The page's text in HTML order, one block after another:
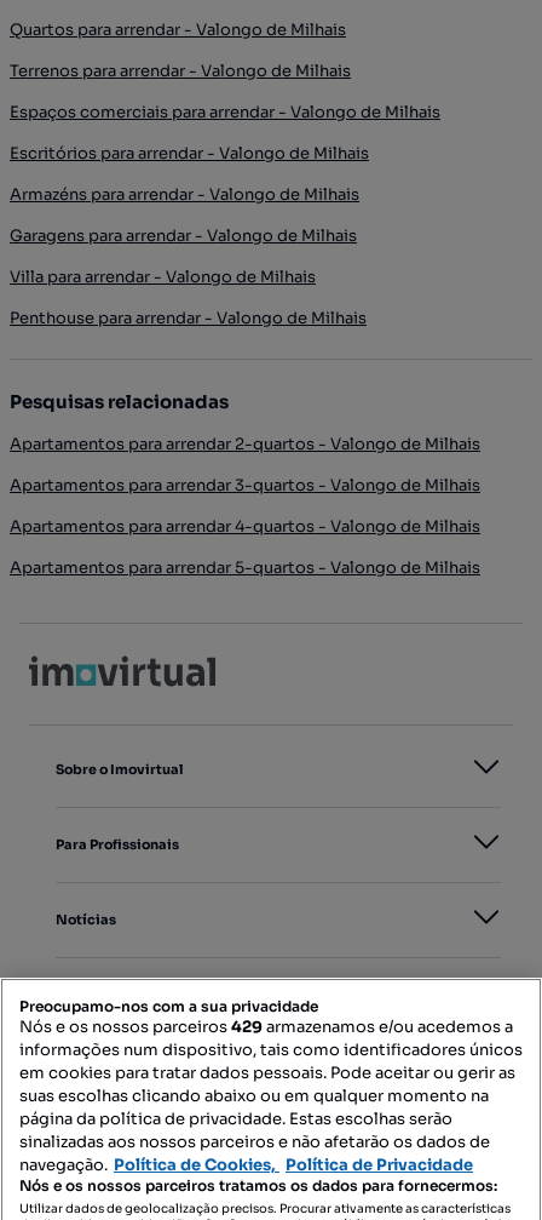
Quartos para arrendar - Valongo de Milhais
Terrenos para arrendar - Valongo de Milhais
Espaços comerciais para arrendar - Valongo de Milhais
Escritórios para arrendar - Valongo de Milhais
Armazéns para arrendar - Valongo de Milhais
Garagens para arrendar - Valongo de Milhais
Villa para arrendar - Valongo de Milhais
Penthouse para arrendar - Valongo de Milhais
Pesquisas relacionadas
Apartamentos para arrendar 2-quartos - Valongo de Milhais
Apartamentos para arrendar 3-quartos - Valongo de Milhais
Apartamentos para arrendar 4-quartos - Valongo de Milhais
Apartamentos para arrendar 5-quartos - Valongo de Milhais
Sobre o Imovirtual
Para Profissionais
Notícias
Mapa do Site
Contacte-nos
Preocupamo-nos com a sua privacidade
Nós e os nossos parceiros429armazenamos e/ou acedemos a
informações num dispositivo, tais como identificadores únicos
em cookies para tratar dados pessoais. Pode aceitar ou gerir as
suas escolhas clicando abaixo ou em qualquer momento na
página da política de privacidade. Estas escolhas serão
sinalizadas aos nossos parceiros e não afetarão os dados de
navegação. Política de Cookies, Política de Privacidade
Nós e os nossos parceiros tratamos os dados para fornecermos:
Utilizar dados de geolocalização precisos. Procurar ativamente as características